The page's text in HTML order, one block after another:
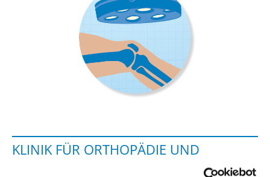
KLINIK FÜR ORTHOPÄDIE UND